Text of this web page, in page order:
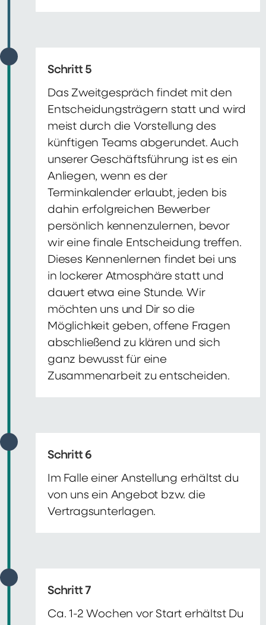
Schritt 5
Das Zweitgespräch findet mit den
Entscheidungsträgern statt und wird
meist durch die Vorstellung des
künftigen Teams abgerundet. Auch
unserer Geschäftsführung ist es ein
Anliegen, wenn es der
Terminkalender erlaubt, jeden bis
dahin erfolgreichen Bewerber
persönlich kennenzulernen, bevor
wir eine finale Entscheidung treffen.
Dieses Kennenlernen findet bei uns
in lockerer Atmosphäre statt und
dauert etwa eine Stunde. Wir
möchten uns und Dir so die
Möglichkeit geben, offene Fragen
abschließend zu klären und sich
ganz bewusst für eine
Zusammenarbeit zu entscheiden.
Schritt 6
Im Falle einer Anstellung erhältst du
von uns ein Angebot bzw. die
Vertragsunterlagen.
Schritt 7
Ca. 1-2 Wochen vor Start erhältst Du